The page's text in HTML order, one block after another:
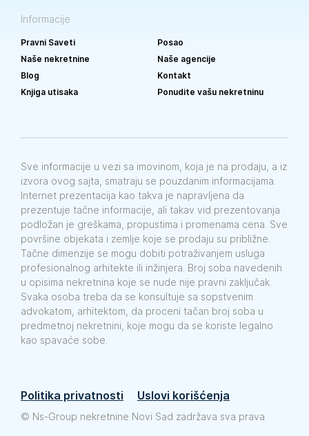
Informacije
Pravni Saveti
Posao
Naše nekretnine
Naše agencije
Blog
Kontakt
Knjiga utisaka
Ponudite vašu nekretninu
Sve informacije u vezi sa imovinom, koja je na prodaju, a iz
izvora ovog sajta, smatraju se pouzdanim informacijama.
Internet prezentacija kao takva je napravljena da
prezentuje tačne informacije, ali takav vid prezentovanja
podložan je greškama, propustima i promenama cena. Sve
površine objekata i zemlje koje se prodaju su približne.
Tačne dimenzije se mogu dobiti potraživanjem usluga
profesionalnog arhitekte ili inžinjera. Broj soba navedenih
u opisima nekretnina koje se nude nije pravni zaključak.
Svaka osoba treba da se konsultuje sa sopstvenim
advokatom, arhitektom, da proceni tačan broj soba u
predmetnoj nekretnini, koje mogu da se koriste legalno
kao spavaće sobe.
Politika privatnosti Uslovi korišćenja
© Ns-Group nekretnine Novi Sad zadržava sva prava